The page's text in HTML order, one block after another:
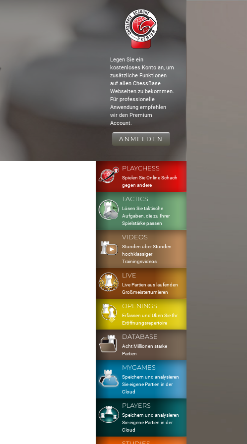
Legen Sie ein
kostenloses Konto an, um
zusätzliche Funktionen
auf allen ChessBase
Webseiten zu bekommen.
Für professionelle
Anwendung empfehlen
wir den Premium
Account.
ANMELDEN
PLAYCHESS
Spielen Sie Online Schach
gegen andere
TACTICS
Lösen Sie taktische
Aufgaben, die zu Ihrer
Spielstärke passen
VIDEOS
Stunden über Stunden
hochklassiger
Trainingsvideos
LIVE
Live Partien aus laufenden
Großmeisterturnieren
OPENINGS
Erfassen und Üben Sie Ihr
Eröffnungsrepertoire
DATABASE
Acht Millionen starke
Partien
MYGAMES
Speichern und analysieren
Sie eigene Partien in der
Cloud
PLAYERS
Speichern und analysieren
Sie eigene Partien in der
Cloud